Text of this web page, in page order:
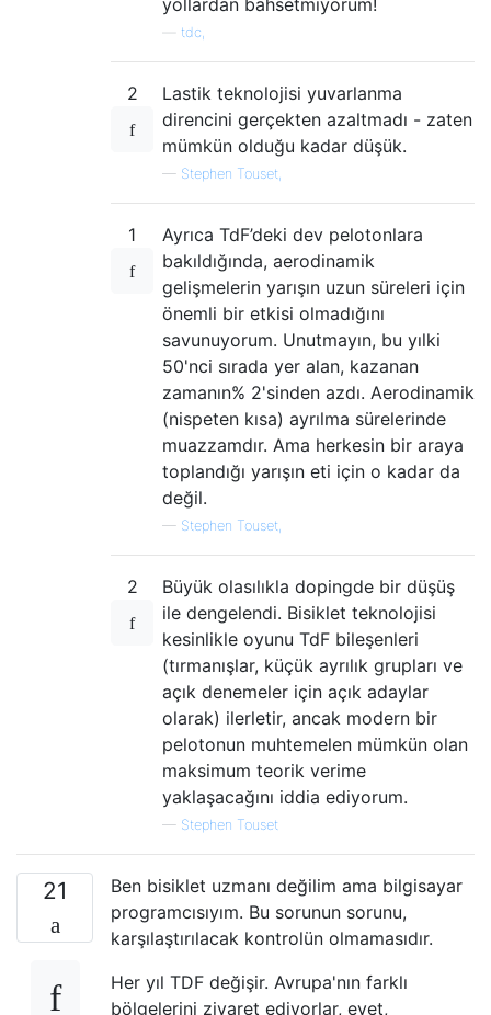
tdc,
2
Lastik teknolojisi yuvarlanma
direncini gerçekten azaltmadı - zaten
mümkün olduğu kadar düşük.
— Stephen Touset,
1
Ayrıca TdF’deki dev pelotonlara
bakıldığında, aerodinamik
gelişmelerin yarışın uzun süreleri için
önemli bir etkisi olmadığını
savunuyorum. Unutmayın, bu yılki
50'nci sırada yer alan, kazanan
zamanın% 2'sinden azdı. Aerodinamik
(nispeten kısa) ayrılma sürelerinde
muazzamdır. Ama herkesin bir araya
toplandığı yarışın eti için o kadar da
değil.
— Stephen Touset,
2
Büyük olasılıkla dopingde bir düşüş
ile dengelendi. Bisiklet teknolojisi
kesinlikle oyunu TdF bileşenleri
(tırmanışlar, küçük ayrılık grupları ve
açık denemeler için açık adaylar
olarak) ilerletir, ancak modern bir
pelotonun muhtemelen mümkün olan
maksimum teorik verime
yaklaşacağını iddia ediyorum.
— Stephen Touset
21
Ben bisiklet uzmanı değilim ama bilgisayar
programcısıyım. Bu sorunun sorunu,
karşılaştırılacak kontrolün olmamasıdır.
Her yıl TDF değişir. Avrupa'nın farklı
bölgelerini ziyaret ediyorlar, evet,